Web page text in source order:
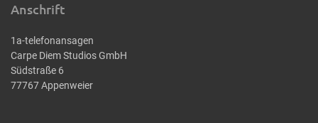
Anschrift
1a-telefonansagen
Carpe Diem Studios GmbH
Südstraße 6
77767 Appenweier